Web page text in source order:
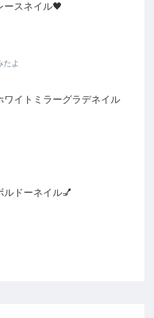
ースネイル🖤
たよ
ワイトミラーグラデネイル
ルドーネイル💅